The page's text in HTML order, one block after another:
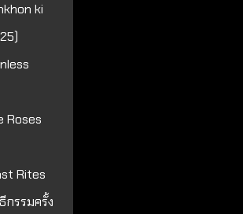
ki
Roses
Rites
กรรมครั้ง